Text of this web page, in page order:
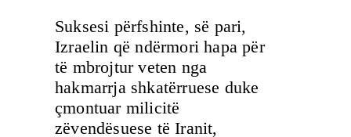
Suksesi përfshinte, së pari,
Izraelin që ndërmori hapa për
të mbrojtur veten nga
hakmarrja shkatërruese duke
çmontuar milicitë
zëvendësuese të Iranit,